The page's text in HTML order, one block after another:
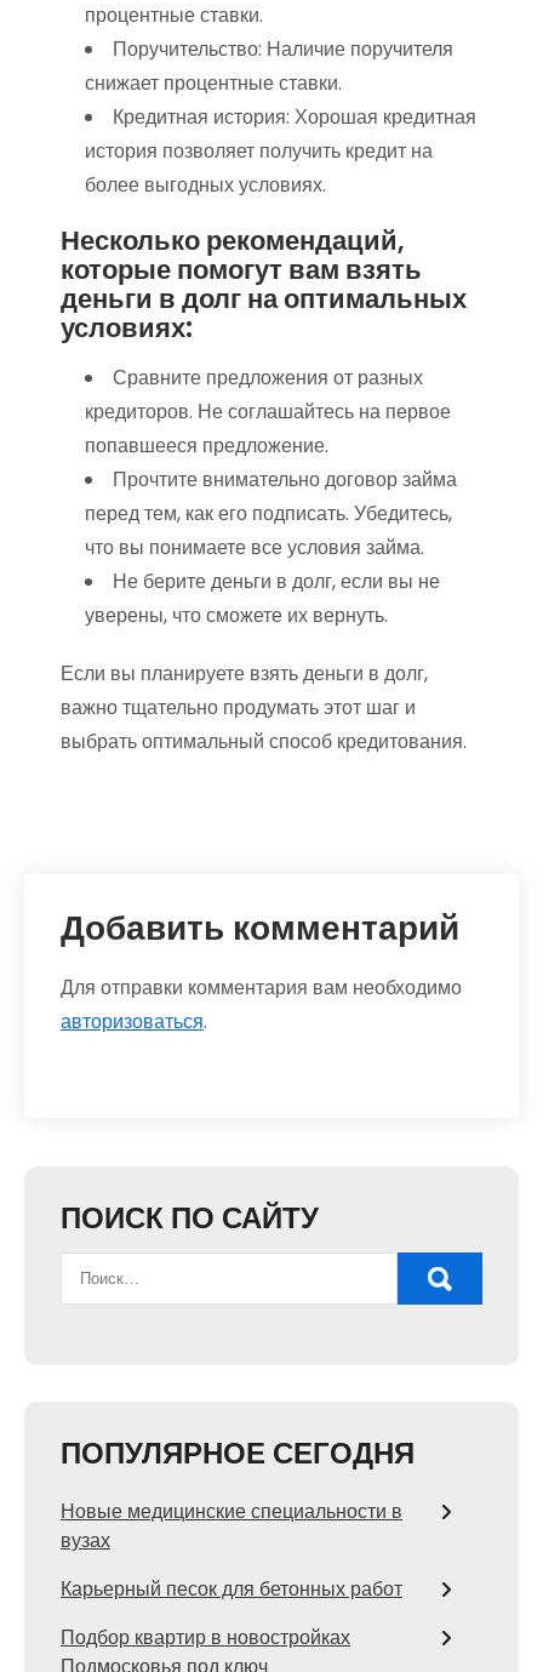
процентные ставки.
Поручительство: Наличие поручителя
снижает процентные ставки.
Кредитная история: Хорошая кредитная
история позволяет получить кредит на
более выгодных условиях.
Несколько рекомендаций,
которые помогут вам взять
деньги в долг на оптимальных
условиях:
Сравните предложения от разных
кредиторов. Не соглашайтесь на первое
попавшееся предложение.
Прочтите внимательно договор займа
перед тем, как его подписать. Убедитесь,
что вы понимаете все условия займа.
Не берите деньги в долг, если вы не
уверены, что сможете их вернуть.
Если вы планируете взять деньги в долг,
важно тщательно продумать этот шаг и
выбрать оптимальный способ кредитования.
Добавить комментарий
Для отправки комментария вам необходимо
авторизоваться.
ПОИСК ПО САЙТУ
ПОПУЛЯРНОЕ СЕГОДНЯ
Новые медицинские специальности в
вузах
Карьерный песок для бетонных работ
Подбор квартир в новостройках